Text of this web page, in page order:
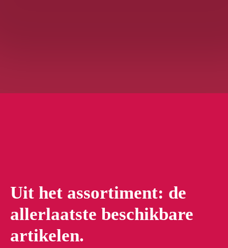
Uit het assortiment: de
allerlaatste beschikbare
artikelen.